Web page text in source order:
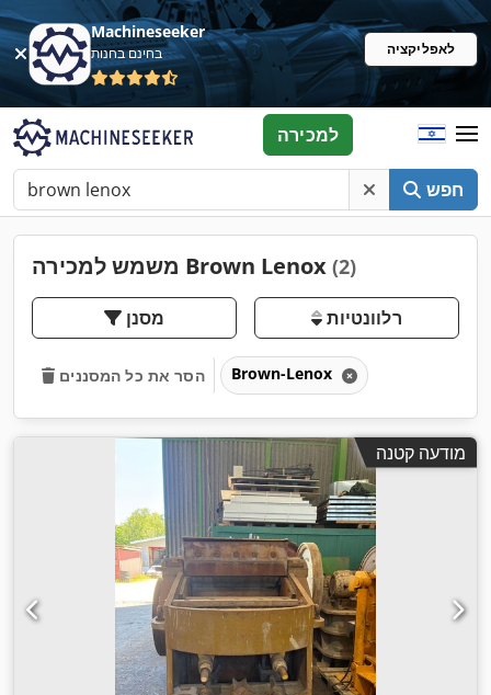
Machineseeker
בחינם בחנות לאפליקציה
חפש
למכירה
משמש למכירה Brown Lenox (2)
מסנן רלוונטיות
הסר את כל המסננים Brown-Lenox
מודעה קטנה